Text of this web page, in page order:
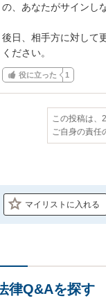
の、あなたがサインし
後日、相手方に対して
ください。
役に立った 1
この投稿は、
ご自身の責任
マイリストに入れる
律Q&Aを探す